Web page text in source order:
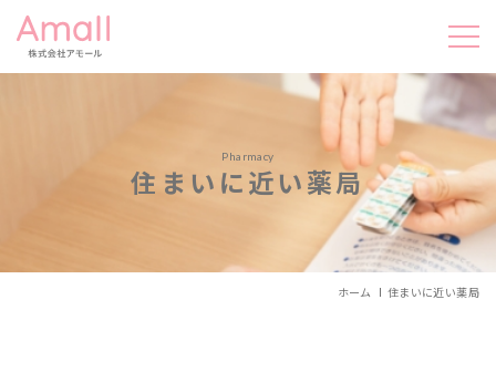
Pharmacy
住まいに近い薬局
ホーム 住まいに近い薬局